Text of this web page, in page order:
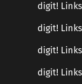
digit!
digit!
digit!
digit!